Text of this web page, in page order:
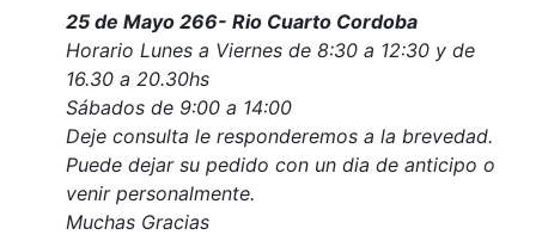
25 de Mayo 266- Rio Cuarto Cordoba
Horario Lunes a Viernes de 8:30 a 12:30 y de
16.30 a 20.30hs
Sábados de 9:00 a 14:00
Deje consulta le responderemos a la brevedad.
Puede dejar su pedido con un dia de anticipo o
venir personalmente.
Muchas Gracias